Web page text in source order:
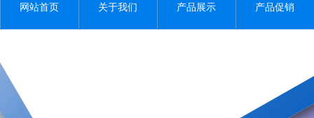
网站首页 关于我们 产品展示 产品促销